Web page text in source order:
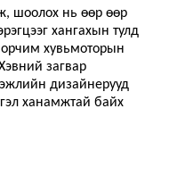
шоолох нь өөр өөр
хангахын тулд
хувьмоторын
загвар
дизайнерууд
ханамжтай байх